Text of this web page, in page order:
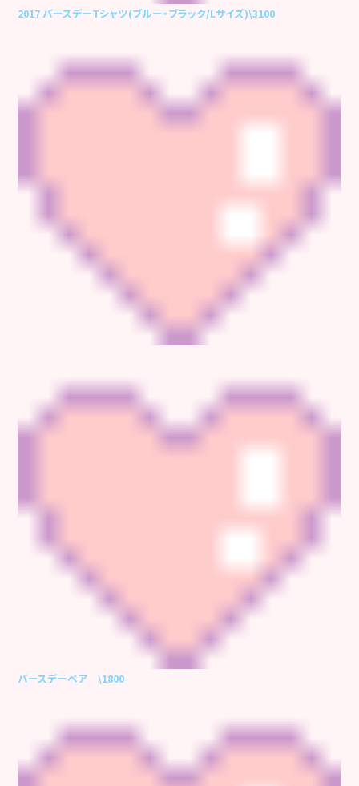
2017 バースデーTシャツ(ブルー・ブラック/Lサイズ)\3100
バースデーベア \1800